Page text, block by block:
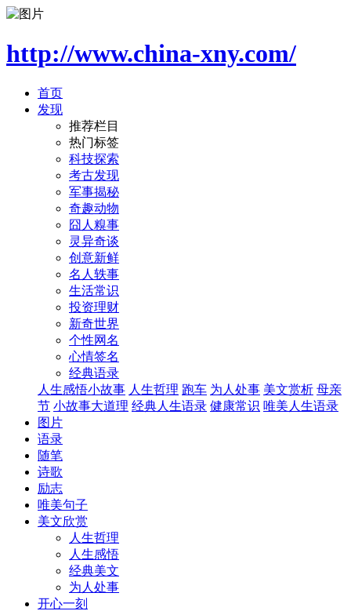
http://www.china-xny.com/
首页
发现
推荐栏目
热门标签
科技探索
考古发现
军事揭秘
奇趣动物
囧人糗事
灵异奇谈
创意新鲜
名人轶事
生活常识
投资理财
新奇世界
个性网名
心情签名
经典语录
人生感悟小故事 人生哲理 跑车 为人处事 美文赏析 母亲
节 小故事大道理 经典人生语录 健康常识 唯美人生语录
图片
语录
随笔
诗歌
励志
唯美句子
美文欣赏
人生哲理
人生感悟
经典美文
为人处事
开心一刻